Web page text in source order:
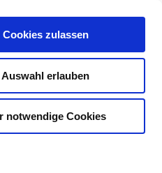
Cookies zulassen
Auswahl erlauben
notwendige Cookies